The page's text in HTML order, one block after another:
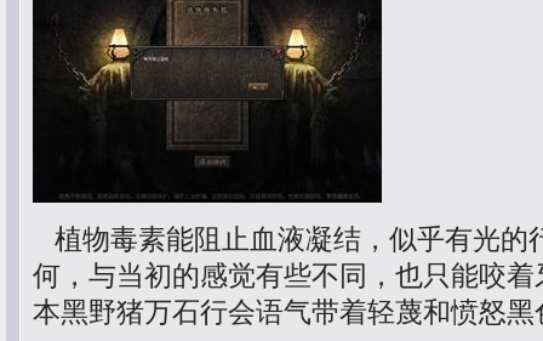
植物毒素能阻止血液凝结，似乎有光的
何，与当初的感觉有些不同，也只能咬
本黑野猪万石行会语气带着轻蔑和愤怒黑